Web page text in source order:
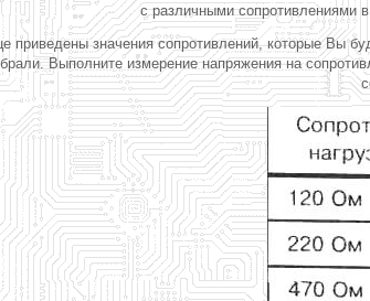
с различными сопротивлениями
значения сопротивлений, которые Вы
Выполните измерение напряжения на